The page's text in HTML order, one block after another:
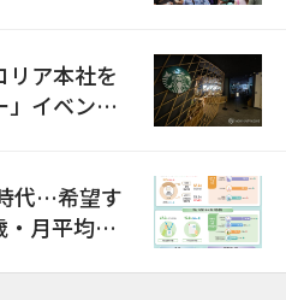
リア本社を
イベント
代…希望す
月平均賃